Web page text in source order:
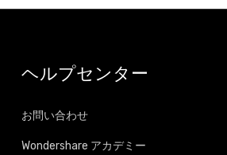
ヘルプセンター
お問い合わせ
Wondershare アカデミー